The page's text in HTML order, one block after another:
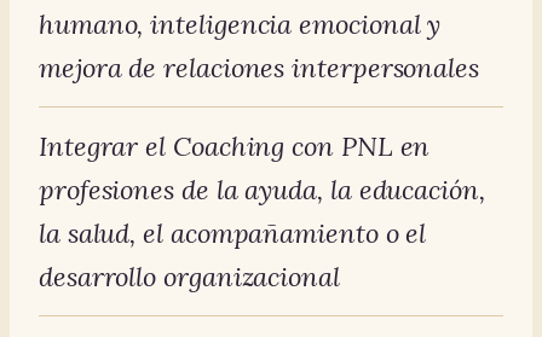
humano, inteligencia emocional y
mejora de relaciones interpersonales
Integrar el Coaching con PNL en
profesiones de la ayuda, la educación,
la salud, el acompañamiento o el
desarrollo organizacional